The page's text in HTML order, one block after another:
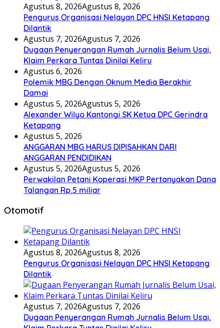
Agustus 8, 2026Agustus 8, 2026
Pengurus Organisasi Nelayan DPC HNSI Ketapang
Dilantik
Agustus 7, 2026Agustus 7, 2026
Dugaan Penyerangan Rumah Jurnalis Belum Usai,
Klaim Perkara Tuntas Dinilai Keliru
Agustus 6, 2026
Polemik MBG Dengan Oknum Media Berakhir
Damai
Agustus 5, 2026Agustus 5, 2026
Alexander Wilyo Kantongi SK Ketua DPC Gerindra
Ketapang
Agustus 5, 2026
ANGGARAN MBG HARUS DIPISAHKAN DARI
ANGGARAN PENDIDIKAN
Agustus 5, 2026Agustus 5, 2026
Perwakilan Petani Koperasi MKP Pertanyakan Dana
Talangan Rp.5 miliar
Otomotif
Agustus 8, 2026Agustus 8, 2026
Pengurus Organisasi Nelayan DPC HNSI Ketapang
Dilantik
Agustus 7, 2026Agustus 7, 2026
Dugaan Penyerangan Rumah Jurnalis Belum Usai,